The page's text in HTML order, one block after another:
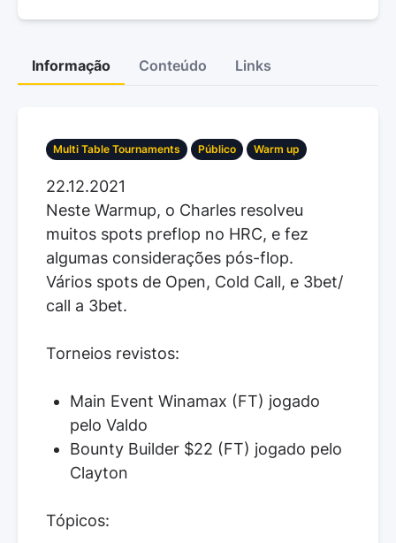
Informação Conteúdo Links
Multi Table Tournaments Público Warm up
22.12.2021
Neste Warmup, o Charles resolveu
muitos spots preflop no HRC, e fez
algumas considerações pós-flop.
Vários spots de Open, Cold Call, e 3bet/
call a 3bet.
Torneios revistos:
Main Event Winamax (FT) jogado
pelo Valdo
Bounty Builder $22 (FT) jogado pelo
Clayton
Tópicos: